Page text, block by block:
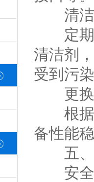
清洁
定期
清洁剂
受到污
更换
根据
备性能
五、
安全